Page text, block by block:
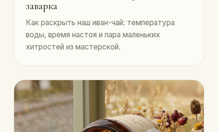
заварка
Как раскрыть наш иван-чай: температура
воды, время настоя и пара маленьких
хитростей из мастерской.